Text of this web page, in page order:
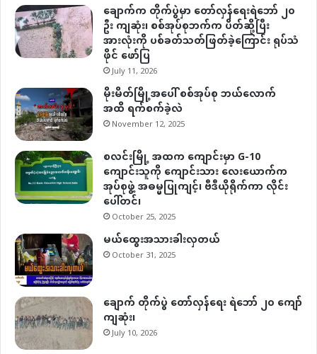
ချောက်က တိုက်ပွဲမှာ တော်လှန်ရေးရဲဘော် ၂၀
ဦး ကျဆုံး၊ စစ်အုပ်စုဘက်က ပိတ်ဆို့ပြီး
အားလုံးကို ပစ်ခတ်သတ်ဖြတ်ခဲ့ကြောင်း ရုပ်သံ
ဖိုင် ဖော်ပြ
July 11, 2026
မိုးမိတ်မြို့အပေါ် စစ်အုပ်စု ဘယ်လောက်
အထိ ရက်စက်ခဲ့လဲ
November 12, 2025
စလင်းမြို့ အထက ကျောင်းမှာ G-10
ကျောင်းသူကို ကျောင်းသား လေးယောက်က
အုပ်စုဖွဲ့ အဓမ္မပြုကျင့်၊ ဗီဒီယိုရိုက်ကာ လိုင်း
ပေါ်တင်၊
October 25, 2025
မယ်ထွေးအသားခါးလှတယ်
October 31, 2025
ချောက် တိုက်ပွဲ တော်လှန်ရေး ရဲဘော် ၂၀ ကျော်
ကျဆုံး၊
July 10, 2026